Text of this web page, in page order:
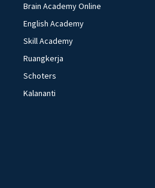
Brain Academy Online
English Academy
Skill Academy
Ruangkerja
Schoters
Kalananti